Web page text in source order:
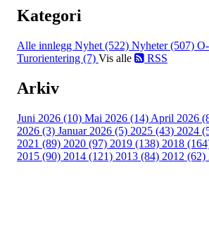
Kategori
Alle innlegg Nyhet (522) Nyheter (507)
Turorientering (7) Vis alle RSS
Arkiv
Juni 2026 (10) Mai 2026 (14) April 2026
2026 (3) Januar 2026 (5) 2025 (43) 2024
2021 (89) 2020 (97) 2019 (138) 2018
2015 (90) 2014 (121) 2013 (84) 2012 (62)